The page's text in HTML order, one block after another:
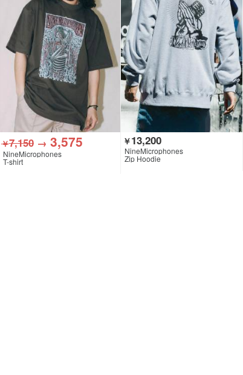
￥7,150→ 3,575
NineMicrophones
T-shirt
￥13,200
NineMicrophones
Zip Hoodie